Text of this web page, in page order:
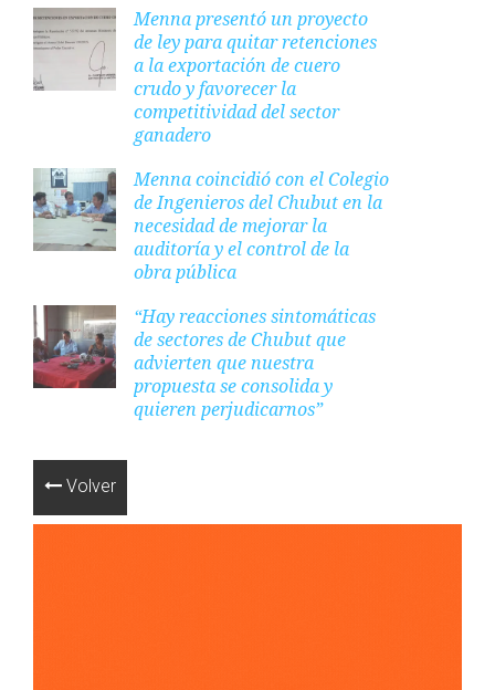
Menna presentó un proyecto
de ley para quitar retenciones
a la exportación de cuero
crudo y favorecer la
competitividad del sector
ganadero
Menna coincidió con el Colegio
de Ingenieros del Chubut en la
necesidad de mejorar la
auditoría y el control de la
obra pública
“Hay reacciones sintomáticas
de sectores de Chubut que
advierten que nuestra
propuesta se consolida y
quieren perjudicarnos”
Volver